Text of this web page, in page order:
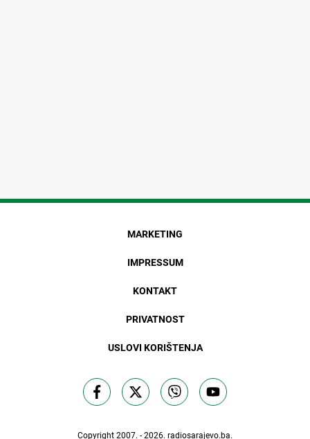
MARKETING
IMPRESSUM
KONTAKT
PRIVATNOST
USLOVI KORIŠTENJA
Copyright 2007. - 2026. radiosarajevo.ba.